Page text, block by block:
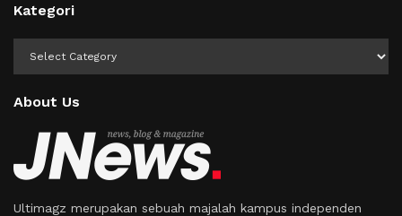
Kategori
About Us
Ultimagz merupakan sebuah majalah kampus independen